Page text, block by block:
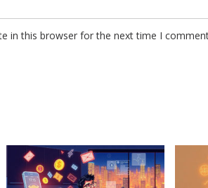
in this browser for the next time I